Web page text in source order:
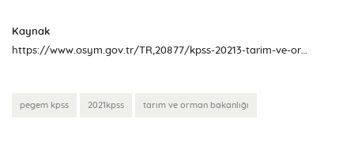
Kaynak
https://www.osym.gov.tr/TR,20877/kpss-20213-tarim-ve-orman-bakanligi-meteoroloji-genel-mudurlugunun-sozlesmeli-pozisyonlarina--yerlestirme-sonuclari-aciklandi-10022021.html
pegem kpss 2021kpss tarım ve orman bakanlığı